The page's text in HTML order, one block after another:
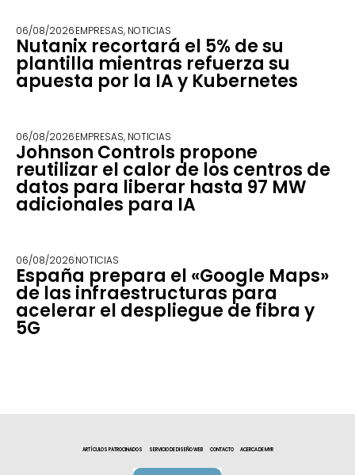
06/08/2026EMPRESAS, NOTICIAS
Nutanix recortará el 5% de su
plantilla mientras refuerza su
apuesta por la IA y Kubernetes
06/08/2026EMPRESAS, NOTICIAS
Johnson Controls propone
reutilizar el calor de los centros de
datos para liberar hasta 97 MW
adicionales para IA
06/08/2026NOTICIAS
España prepara el «Google Maps»
de las infraestructuras para
acelerar el despliegue de fibra y
5G
ARTÍCULOS PATROCINADOS SERVICIO DE DISEÑO WEB CONTACTO ACERCA DE MYR